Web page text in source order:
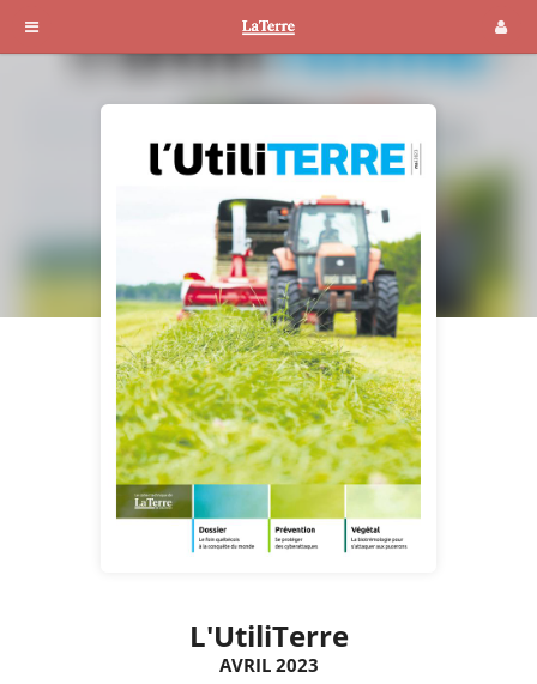
L'UtiliTerre
AVRIL 2023